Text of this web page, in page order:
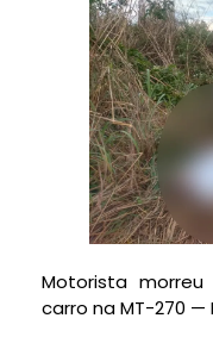
Motorista
carro na MT-270 —